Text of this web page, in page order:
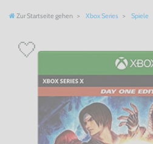
Zur Startseite gehen Xbox Series Spiele